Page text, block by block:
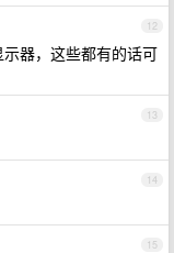
12
器，这些都有的话可
13
14
15